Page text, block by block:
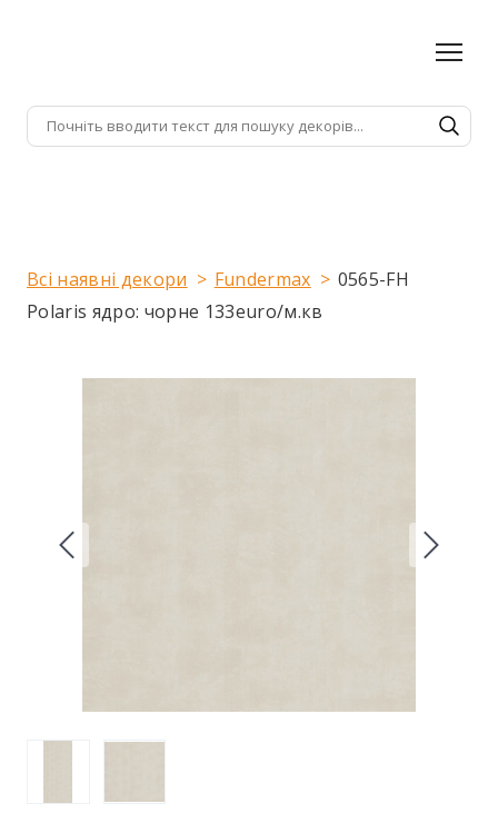
Всі наявні декори Fundermax
0565-FH
Polaris ядро: чорне 133euro/м.кв